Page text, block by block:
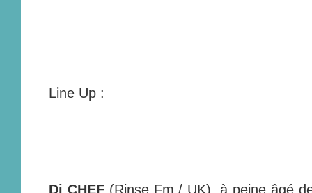
Line Up :
Dj CHEF(Rinse Fm / UK), à peine âgé